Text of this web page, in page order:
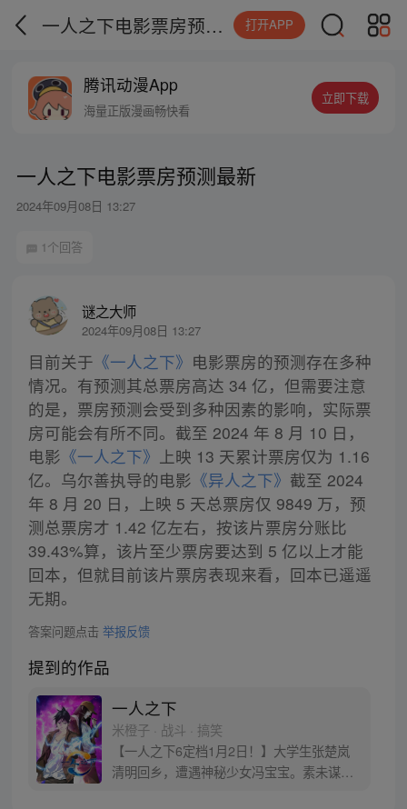
一人之下电影票房预测最新 打开APP
腾讯动漫App
海量正版漫画畅快看
立即下载
一人之下电影票房预测最新
2024年09月08日 13:27
1个回答
谜之大师
2024年09月08日 13:27
目前关于 《一人之下》 电影票房的预测存在多种
情况。有预测其总票房高达 34 亿，但需要注意
的是，票房预测会受到多种因素的影响，实际票
房可能会有所不同。截至 2024 年 8 月 10 日，
电影 《一人之下》 上映 13 天累计票房仅为 1.16
亿。乌尔善执导的电影 《异人之下》 截至 2024
年 8 月 20 日，上映 5 天总票房仅 9849 万，预
测总票房才 1.42 亿左右，按该片票房分账比
39.43%算，该片至少票房要达到 5 亿以上才能
回本，但就目前该片票房表现来看，回本已遥遥
无期。
答案问题点击 举报反馈
提到的作品
一人之下
米橙子 · 战斗 · 搞笑
【一人之下6定档1月2日！】大学生张楚岚
清明回乡，遭遇神秘少女冯宝宝。素未谋面